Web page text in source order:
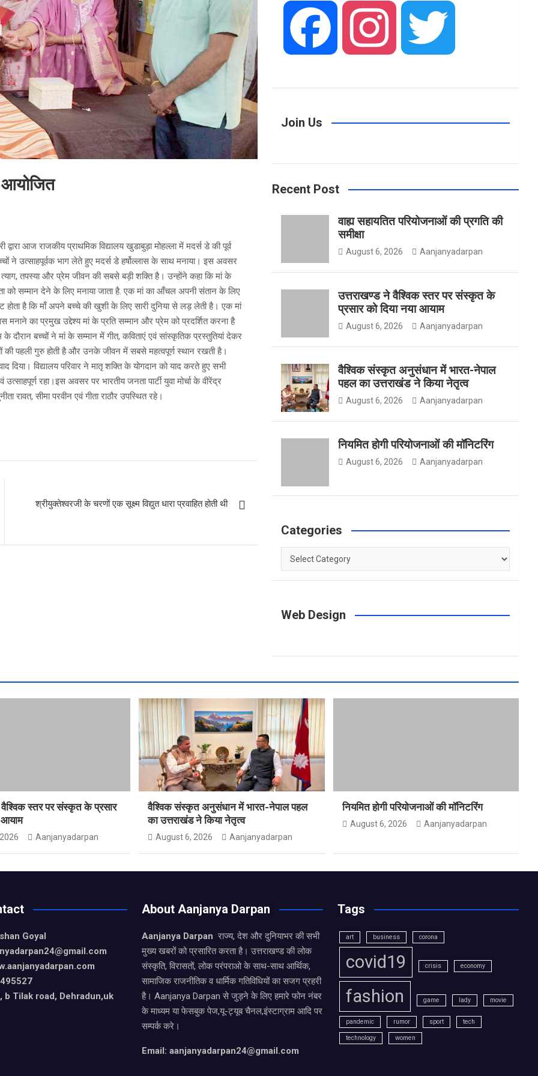
आयोजित
आज राजकीय प्राथमिक विद्यालय खुडाबुड़ा मोहल्ला में मदर्स डे की पूर्व
ने उत्साहपूर्वक भाग लेते हुए मदर्स डे हर्षोल्लास के साथ मनाया। इस अवसर
त्याग, तपस्या और प्रेम जीवन की सबसे बड़ी शक्ति है। उन्होंने कहा कि मां के
को सम्मान देने के लिए मनाया जाता है. एक मां का आँचल अपनी संतान के लिए
है कि माँ अपने बच्चे की खुशी के लिए सारी दुनिया से लड़ लेती है। एक मां
मनाने का प्रमुख उद्देश्य मां के प्रति सम्मान और प्रेम को प्रदर्शित करना है
बच्चों ने मां के सम्मान में गीत, कविताएं एवं सांस्कृतिक प्रस्तुतियां देकर
की पहली गुरु होती है और उनके जीवन में सबसे महत्वपूर्ण स्थान रखती है।
विद्यालय परिवार ने मातृ शक्ति के योगदान को याद करते हुए सभी
रहा।इस अवसर पर भारतीय जनता पार्टी युवा मोर्चा के वीरेंद्र
रावत, सीमा परवीन एवं गीता राठौर उपस्थित रहे।
श्रीयुक्तेश्वरजी के चरणों एक सूक्ष्म विद्युत धारा प्रवाहित होती थी
e
o
k
t
g
a
m
t
e
Join Us
Recent Post
वाह्य सहायतित परियोजनाओं की प्रगति की
समीक्षा
August 6, 2026 Aanjanyadarpan
उत्तराखण्ड ने वैश्विक स्तर पर संस्कृत के
प्रसार को दिया नया आयाम
August 6, 2026 Aanjanyadarpan
वैश्विक संस्कृत अनुसंधान में भारत-नेपाल
पहल का उत्तराखंड ने किया नेतृत्व
August 6, 2026 Aanjanyadarpan
नियमित होगी परियोजनाओं की मॉनिटरिंग
August 6, 2026 Aanjanyadarpan
Categories
Categories
Web Design
वैश्विक स्तर पर संस्कृत के प्रसार
आयाम
Aanjanyadarpan
वैश्विक संस्कृत अनुसंधान में भारत-नेपाल पहल
का उत्तराखंड ने किया नेतृत्व
August 6, 2026 Aanjanyadarpan
नियमित होगी परियोजनाओं की मॉनिटरिंग
August 6, 2026 Aanjanyadarpan
Goyal
Tilak road, Dehradun,uk
About Aanjanya Darpan
Aanjanya Darpan राज्य, देश और दुनियाभर की सभी
मुख्य खबरों को प्रसारित करता है। उत्तराखण्ड की लोक
संस्कृति, विरासतों, लोक परंपराओ के साथ-साथ आर्थिक,
सामाजिक राजनीतिक व धार्मिक गतिविधियों का सजग प्रहरी
है। Aanjanya Darpan से जुड़ने के लिए हमारे फोन नंबर
के माध्यम या फेसबुक पेज,यू-ट्यूब चैनल,इंस्टाग्राम आदि पर
सम्पर्क करे।
Email: aanjanyadarpan24@gmail.com
Tags
art business corona
covid19 crisis economy
fashion game lady movie
pandemic rumor sport tech
technology women